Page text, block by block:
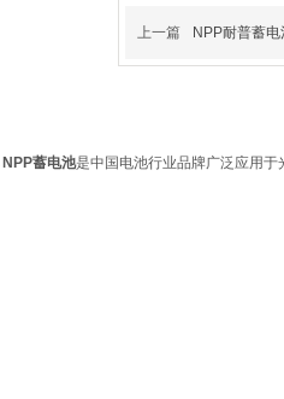
上一篇 NPP耐普蓄
NPP蓄电池是中国电池行业品牌广泛应用